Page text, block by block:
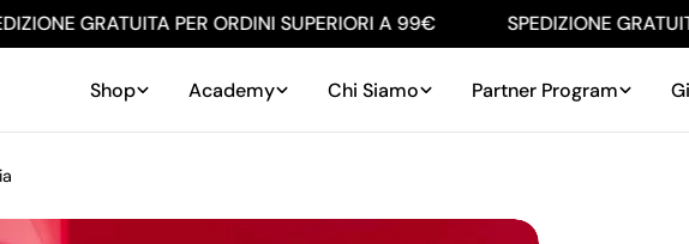
GRATUITA PER ORDINI SUPERIORI A 99€ SPEDIZIONE
Shop Academy Chi Siamo Partner Program